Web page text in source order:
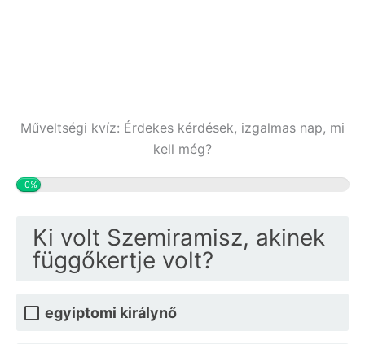
Műveltségi kvíz: Érdekes kérdések, izgalmas nap, mi
kell még?
0%
Ki volt Szemiramisz, akinek
függőkertje volt?
egyiptomi királynő